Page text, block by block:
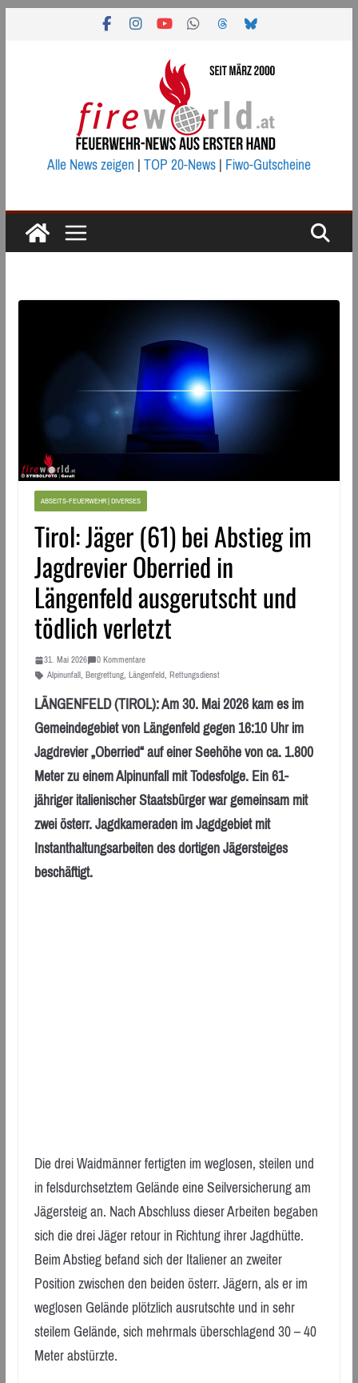
Alle News zeigen|TOP 20-News|Fiwo-Gutscheine
ABSEITS-FEUERWEHR | DIVERSES
Tirol: Jäger (61) bei Abstieg im
Jagdrevier Oberried in
Längenfeld ausgerutscht und
tödlich verletzt
31. Mai 2026
0 Kommentare
Alpinunfall, Bergrettung, Längenfeld, Rettungsdienst
LÄNGENFELD (TIROL): Am 30. Mai 2026 kam es im
Gemeindegebiet von Längenfeld gegen 16:10 Uhr im
Jagdrevier „Oberried“ auf einer Seehöhe von ca. 1.800
Meter zu einem Alpinunfall mit Todesfolge. Ein 61-
jähriger italienischer Staatsbürger war gemeinsam mit
zwei österr. Jagdkameraden im Jagdgebiet mit
Instanthaltungsarbeiten des dortigen Jägersteiges
beschäftigt.
Die drei Waidmänner fertigten im weglosen, steilen und
in felsdurchsetztem Gelände eine Seilversicherung am
Jägersteig an. Nach Abschluss dieser Arbeiten begaben
sich die drei Jäger retour in Richtung ihrer Jagdhütte.
Beim Abstieg befand sich der Italiener an zweiter
Position zwischen den beiden österr. Jägern, als er im
weglosen Gelände plötzlich ausrutschte und in sehr
steilem Gelände, sich mehrmals überschlagend 30 – 40
Meter abstürzte.